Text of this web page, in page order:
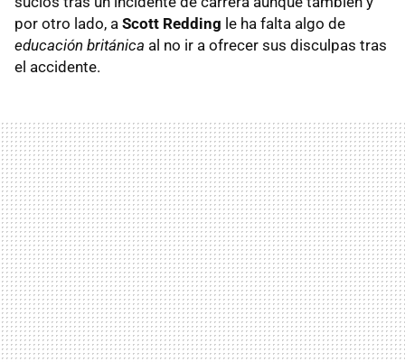
por otro lado, a Scott Redding le ha falta algo de
educación británica al no ir a ofrecer sus disculpas tras
el accidente.